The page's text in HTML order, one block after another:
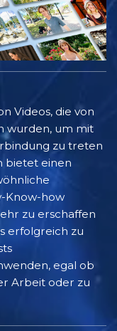
Videos, die von
wurden, um mit
zu treten
bietet einen
Know-how
zu erschaffen
erfolgreich zu
egal ob
Arbeit oder zu